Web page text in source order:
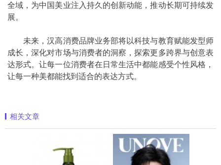
全域，为中国美业注入持久的创新动能，推动长期可持续发
展。
未来，汉高消费品牌业务部将以科技与教育赋能发型师
成长，深化对市场与消费者的洞察，探索更多跨界与创意表
达形式。让每一位消费者在日常生活中都能感受个性风格，
让每一种美都能找到适合的表达方式。
相关文章